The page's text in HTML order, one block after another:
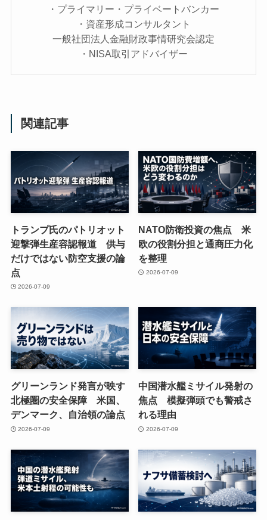
・プライマリー・プライベートバンカー
・資産形成コンサルタント
一般社団法人金融財政事情研究会認定
・NISA取引アドバイザー
関連記事
トランプ氏のパトリオット
迎撃弾生産容認報道 供与
だけではない防空支援の論
点
2026-07-09
NATO防衛投資の焦点 米
欧の役割分担と通商圧力化
を整理
2026-07-09
グリーンランド発言が映す
北極圏の安全保障 米国、
デンマーク、自治領の論点
2026-07-09
中国潜水艦ミサイル発射の
焦点 模擬弾頭でも警戒さ
れる理由
2026-07-09